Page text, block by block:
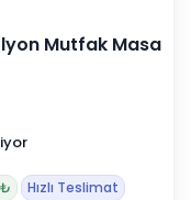
Mutfak Masa
Hızlı Teslimat